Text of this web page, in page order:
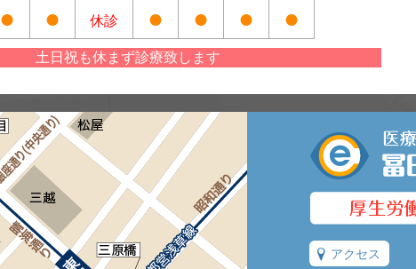
● ● 休診 ● ● ● ●
土日祝も休まず診療致します
アクセス